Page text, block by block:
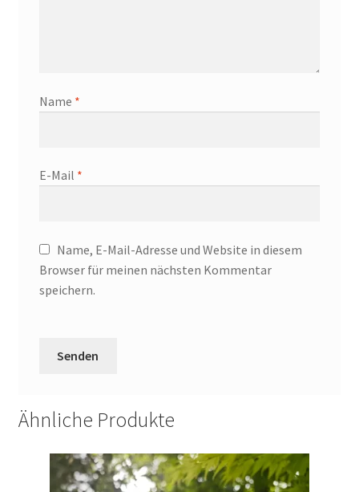
Name *
E-Mail *
Name, E-Mail-Adresse und Website in diesem
Browser für meinen nächsten Kommentar
speichern.
Ähnliche Produkte